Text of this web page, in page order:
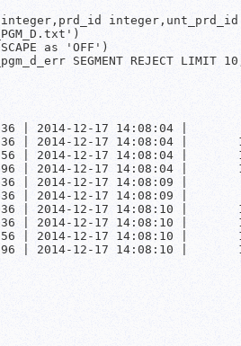
as 'OFF')
SEGMENT REJECT LIMIT
| 2014-12-17 14:08:04 |
| 2014-12-17 14:08:04 |
| 2014-12-17 14:08:04 |
| 2014-12-17 14:08:04 |
| 2014-12-17 14:08:09 |
| 2014-12-17 14:08:09 |
| 2014-12-17 14:08:10 |
| 2014-12-17 14:08:10 |
| 2014-12-17 14:08:10 |
| 2014-12-17 14:08:10 |